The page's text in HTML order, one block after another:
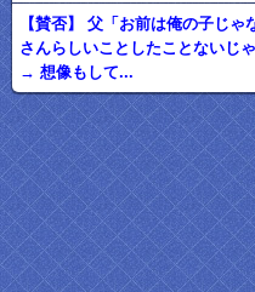
【賛否】 父「お前は俺の子じ
さんらしいことしたことないじ
→ 想像もして...